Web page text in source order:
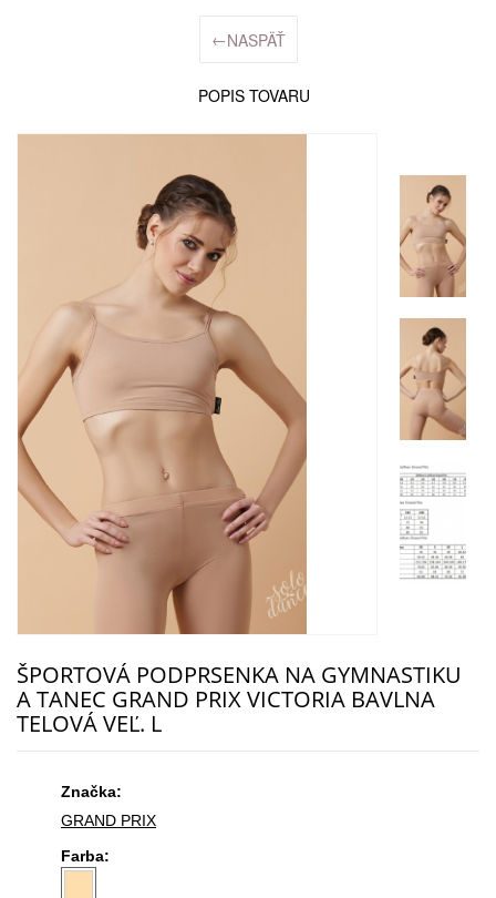
←NASPÄŤ
POPIS TOVARU
ŠPORTOVÁ PODPRSENKA NA GYMNASTIKU
A TANEC GRAND PRIX VICTORIA BAVLNA
TELOVÁ VEĽ. L
Značka:
GRAND PRIX
Farba: